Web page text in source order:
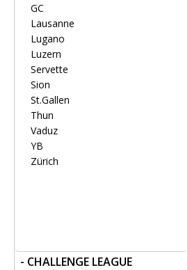
GC
Lausanne
Lugano
Luzern
Servette
Sion
St.Gallen
Thun
Vaduz
YB
Zürich
- CHALLENGE LEAGUE